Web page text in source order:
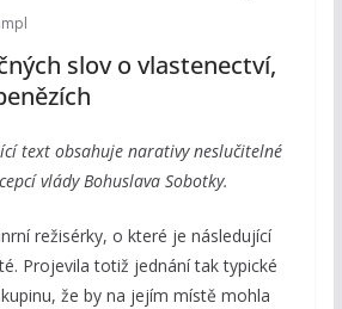
slov o vlastenectví,
text obsahuje narativy neslučitelné
vlády Bohuslava Sobotky.
režisérky, o které je následující
Projevila totiž jednání tak typické
že by na jejím místě mohla